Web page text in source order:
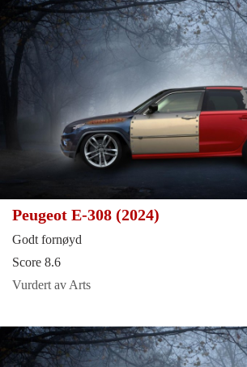
Peugeot E-308 (2024)
Godt fornøyd
Score 8.6
Vurdert av Arts